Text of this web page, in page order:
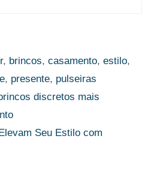
, brincos,casamento,estilo,
, presente, pulseiras
discretos mais
Seu Estilo com